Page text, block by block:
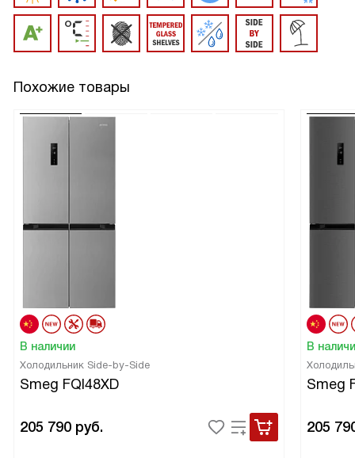
Похожие товары
В наличии
Холодильник Side-by-Side
Smeg FQI48XD
205 790 руб.
В
Smeg
205